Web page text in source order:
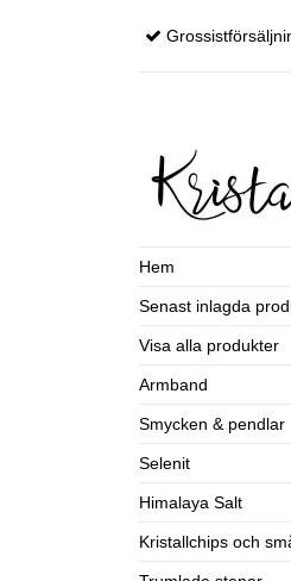
Hem
Senast inlagda
Visa alla produkter
Armband
Smycken & pendlar
Selenit
Himalaya Salt
Kristallchips och